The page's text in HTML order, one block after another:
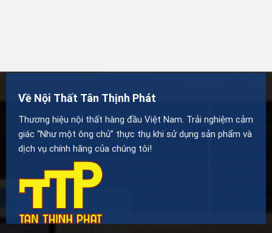
Về Nội Thất Tân Thịnh Phát
Thương hiệu nội thất hàng đầu Việt Nam. Trải nghiệm cảm
giác “Như một ông chủ” thực thụ khi sử dụng sản phẩm và
dịch vụ chính hãng của chúng tôi!